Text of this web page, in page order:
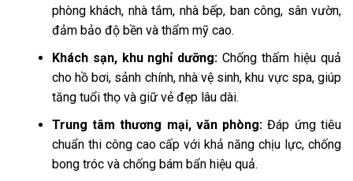
phòng khách, nhà tắm, nhà bếp, ban công, sân vườn,
đảm bảo độ bền và thẩm mỹ cao.
Khách sạn, khu nghỉ dưỡng: Chống thấm hiệu quả
cho hồ bơi, sảnh chính, nhà vệ sinh, khu vực spa, giúp
tăng tuổi thọ và giữ vẻ đẹp lâu dài.
Trung tâm thương mại, văn phòng: Đáp ứng tiêu
chuẩn thi công cao cấp với khả năng chịu lực, chống
bong tróc và chống bám bẩn hiệu quả.